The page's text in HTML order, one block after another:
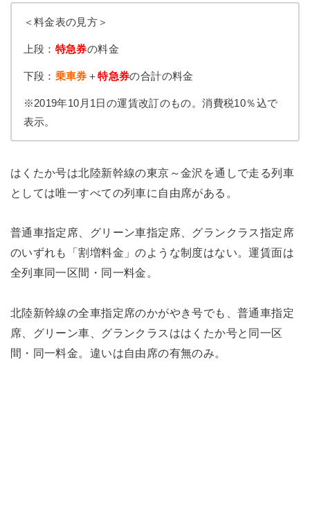
＜料金表の見方＞
上段： 特急券の料金
下段： 乗車券 ＋特急券の合計の料金
※2019年10月1日の運賃改訂のもの。消費税10％込で
表示。
はくたか号は北陸新幹線の東京～金沢を通しで走る列車
としては唯一すべての列車に自由席がある。
普通車指定席、グリーン車指定席、グランクラス指定席
のいずれも「割増料金」のような制度はない。運賃面は
全列車同一区間・同一料金。
北陸新幹線の全車指定席のかがやき号でも、普通車指定
席、グリーン車、グランクラスははくたか号と同一区
間・同一料金。違いは自由席の有無のみ。